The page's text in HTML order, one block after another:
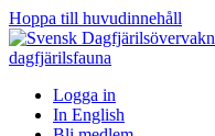
Hoppa till huvudinnehåll
Logga in
In English